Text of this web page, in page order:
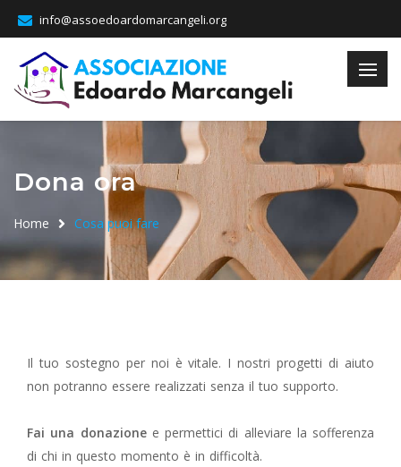
info@assoedoardomarcangeli.org
Dona ora
Home Cosa puoi fare
Il tuo sostegno per noi è vitale. I nostri progetti di aiuto
non potranno essere realizzati senza il tuo supporto.
Fai una donazionee permettici di alleviare la sofferenza
di chi in questo momento è in difficoltà.